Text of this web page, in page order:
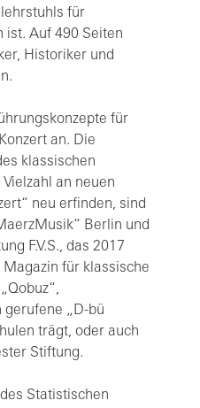
für
ist. Auf 490 Seiten
Historiker und
für
an. Die
klassischen
an neuen
neu erfinden, sind
Berlin und
F.V.S., das 2017
für klassische
gerufene „D-bü
trägt, oder auch
Stiftung.
Statistischen